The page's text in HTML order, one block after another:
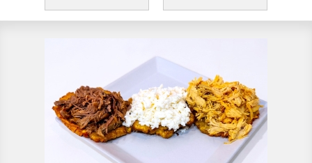
TAPES
CONTACTAR